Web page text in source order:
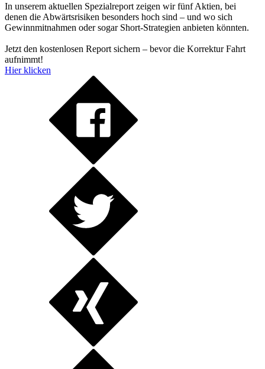
In unserem aktuellen Spezialreport zeigen wir fünf Aktien, bei
denen die Abwärtsrisiken besonders hoch sind – und wo sich
Gewinnmitnahmen oder sogar Short-Strategien anbieten könnten.
Jetzt den kostenlosen Report sichern – bevor die Korrektur Fahrt
aufnimmt!
Hier klicken